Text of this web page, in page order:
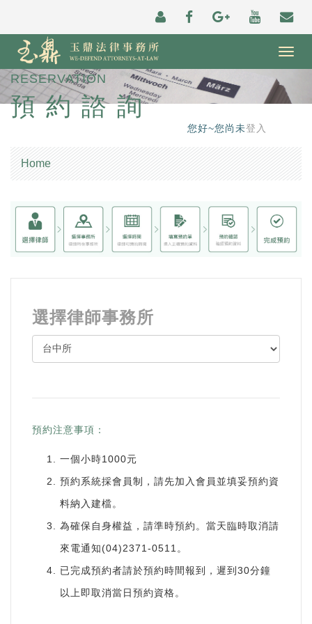
RESERVATION
預約諮詢
您好~您尚未登入
Home
選擇律師事務所
預約注意事項：
一個小時1000元
預約系統採會員制，請先加入會員並填妥預約資
料納入建檔。
為確保自身權益，請準時預約。當天臨時取消請
來電通知(04)2371-0511。
已完成預約者請於預約時間報到，遲到30分鐘
以上即取消當日預約資格。